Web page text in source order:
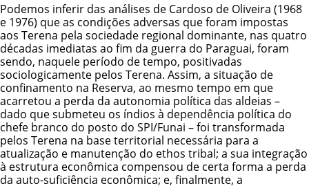
Podemos inferir das análises de Cardoso de Oliveira (1968
e 1976) que as condições adversas que foram impostas
aos Terena pela sociedade regional dominante, nas quatro
décadas imediatas ao fim da guerra do Paraguai, foram
sendo, naquele período de tempo, positivadas
sociologicamente pelos Terena. Assim, a situação de
confinamento na Reserva, ao mesmo tempo em que
acarretou a perda da autonomia política das aldeias –
dado que submeteu os índios à dependência política do
chefe branco do posto do SPI/Funai – foi transformada
pelos Terena na base territorial necessária para a
atualização e manutenção do ethos tribal; a sua integração
à estrutura econômica compensou de certa forma a perda
da auto-suficiência econômica; e, finalmente, a